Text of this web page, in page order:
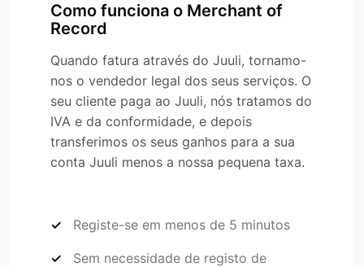
Como funciona o Merchant of
Record
Quando fatura através do Juuli, tornamo-
nos o vendedor legal dos seus serviços. O
seu cliente paga ao Juuli, nós tratamos do
IVA e da conformidade, e depois
transferimos os seus ganhos para a sua
conta Juuli menos a nossa pequena taxa.
Registe-se em menos de 5 minutos
Sem necessidade de registo de